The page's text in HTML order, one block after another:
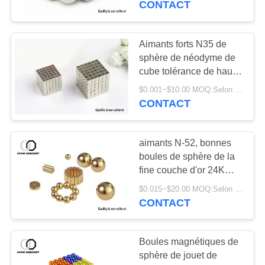
Aimants fraisés de
trou
20
Aimant ferrite
25
CONTACT
Aimants forts N35 de
sphère de néodyme de
cube tolérance de haute
précision de 5 x de 5 x
de 5mm
$0.001~$10.00 MOQ:Selon le revêtement et l'emballage extérieurs
CONTACT
aimants N-52, bonnes
boules de sphère de la
fine couche d'or 24K
d'aimant les plus fortes
du revêtement N52 d'or
CONTACT
Boules magnétiques de
sphère de jouet de